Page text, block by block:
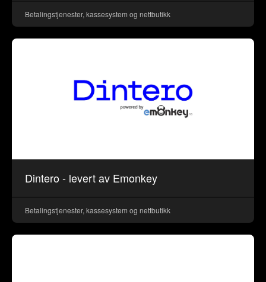
Betalingstjenester, kassesystem og nettbutikk
Dintero - levert av Emonkey
Betalingstjenester, kassesystem og nettbutikk